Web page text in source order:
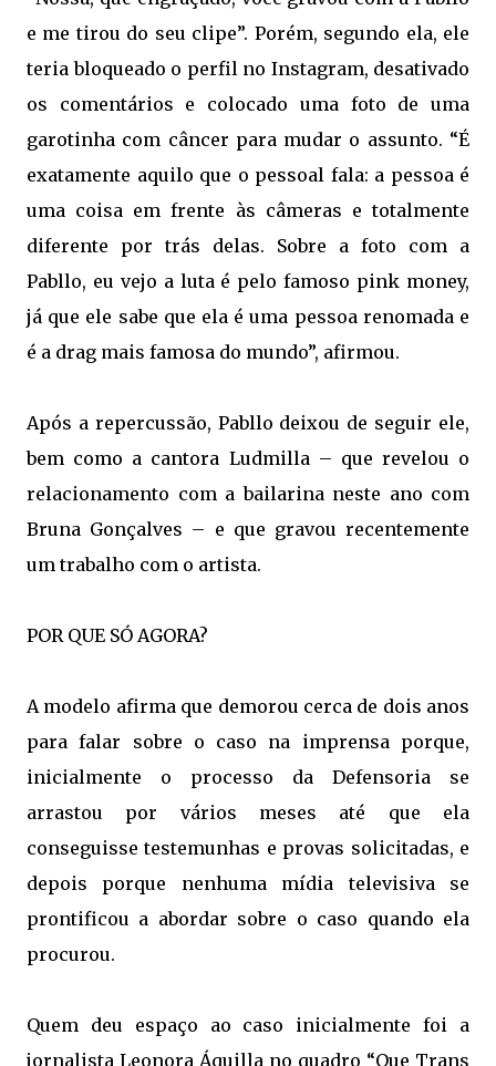
e me tirou do seu clipe”. Porém, segundo ela, ele
teria bloqueado o perfil no Instagram, desativado
os comentários e colocado uma foto de uma
garotinha com câncer para mudar o assunto. “É
exatamente aquilo que o pessoal fala: a pessoa é
uma coisa em frente às câmeras e totalmente
diferente por trás delas. Sobre a foto com a
Pabllo, eu vejo a luta é pelo famoso pink money,
já que ele sabe que ela é uma pessoa renomada e
é a drag mais famosa do mundo”, afirmou.
Após a repercussão, Pabllo deixou de seguir ele,
bem como a cantora Ludmilla – que revelou o
relacionamento com a bailarina neste ano com
Bruna Gonçalves – e que gravou recentemente
um trabalho com o artista.
POR QUE SÓ AGORA?
A modelo afirma que demorou cerca de dois anos
para falar sobre o caso na imprensa porque,
inicialmente o processo da Defensoria se
arrastou por vários meses até que ela
conseguisse testemunhas e provas solicitadas, e
depois porque nenhuma mídia televisiva se
prontificou a abordar sobre o caso quando ela
procurou.
Quem deu espaço ao caso inicialmente foi a
jornalista Leonora Áquilla no quadro “Que Trans